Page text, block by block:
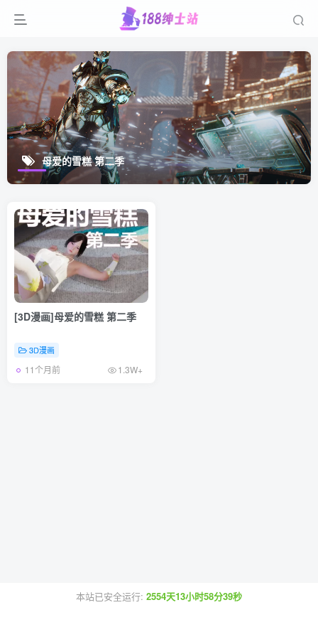
母爱的雪糕 第二季
[3D漫画]母爱的雪糕 第二季
3D漫画
11个月前 1.3W+
本站已安全运行: 2554天13小时58分39秒